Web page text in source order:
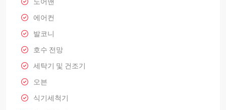
에어컨
발코니
호수 전망
세탁기 및 건조기
오븐
식기세척기